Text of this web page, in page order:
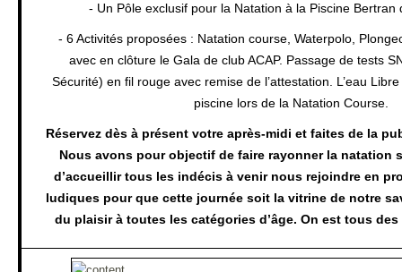
- Un Pôle exclusif pour la Natation à la Piscine Bertran
- 6 Activités proposées : Natation course, Waterpolo,
avec en clôture le Gala de club ACAP. Passage de tests
Sécurité) en fil rouge avec remise de l’attestation. L’eau
piscine lors de la Natation Course.
Réservez dès à présent votre après-midi et faites de la
Nous avons pour objectif de faire rayonner la natation
d’accueillir tous les indécis à venir nous rejoindre en
ludiques pour que cette journée soit la vitrine de notre
du plaisir à toutes les catégories d’âge. On est tous